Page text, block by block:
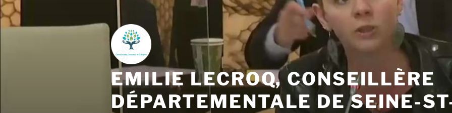
Aller
au
contenu
EMILIE LECROQ, CONSEILLÈRE
DÉPARTEMENTALE DE SEINE-